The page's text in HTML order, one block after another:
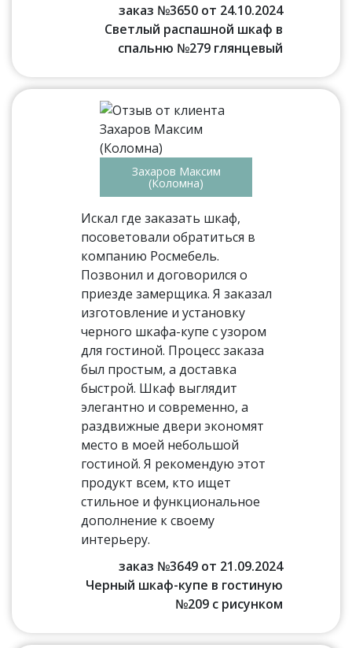
заказ №3650 от 24.10.2024
Светлый распашной шкаф в
спальню №279 глянцевый
Захаров Максим
(Коломна)
Искал где заказать шкаф,
посоветовали обратиться в
компанию Росмебель.
Позвонил и договорился о
приезде замерщика. Я заказал
изготовление и установку
черного шкафа-купе с узором
для гостиной. Процесс заказа
был простым, а доставка
быстрой. Шкаф выглядит
элегантно и современно, а
раздвижные двери экономят
место в моей небольшой
гостиной. Я рекомендую этот
продукт всем, кто ищет
стильное и функциональное
дополнение к своему
интерьеру.
заказ №3649 от 21.09.2024
Черный шкаф-купе в гостиную
№209 с рисунком